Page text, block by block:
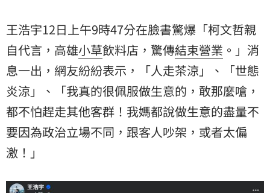
王浩宇12日上午9時47分在臉書驚爆「柯文哲親
自代言，高雄小草飲料店，驚傳結束營業 。」消
息一出，網友紛紛表示，「人走茶涼」、「世態
炎涼」、「我真的很佩服做生意的，敢那麼嗆，
都不怕趕走其他客群！我媽都說做生意的盡量不
要因為政治立場不同，跟客人吵架，或者太偏
激！」